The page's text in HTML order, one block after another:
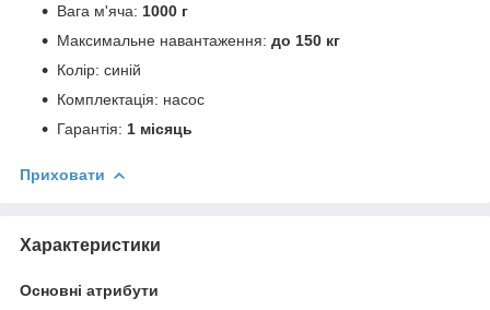
Вага м'яча: 1000 г
Максимальне навантаження: до 150 кг
Колір: синій
Комплектація: насос
Гарантія: 1 місяць
Приховати
Характеристики
Основні атрибути